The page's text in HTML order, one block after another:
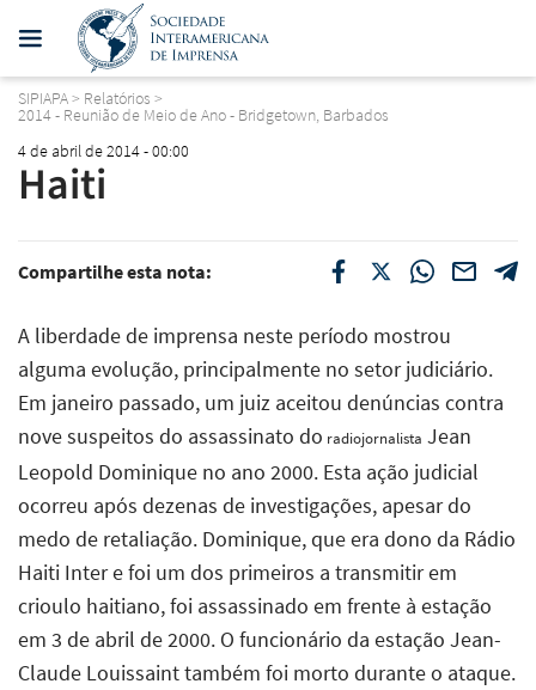
SIPIAPA> Relatórios >
2014 - Reunião de Meio de Ano - Bridgetown, Barbados
4 de abril de 2014 - 00:00
Haiti
Compartilhe esta nota:
A liberdade de imprensa neste período mostrou
alguma evolução, principalmente no setor judiciário.
Em janeiro passado, um juiz aceitou denúncias contra
nove suspeitos do assassinato do radiojornalista Jean
Leopold Dominique no ano 2000. Esta ação judicial
ocorreu após dezenas de investigações, apesar do
medo de retaliação. Dominique, que era dono da Rádio
Haiti Inter e foi um dos primeiros a transmitir em
crioulo haitiano, foi assassinado em frente à estação
em 3 de abril de 2000. O funcionário da estação Jean-
Claude Louissaint também foi morto durante o ataque.